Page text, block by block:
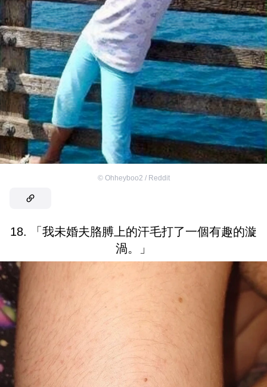
© Ohheyboo2 / Reddit
18. 「我未婚夫胳膊上的汗毛打了一個有趣的漩
渦。」